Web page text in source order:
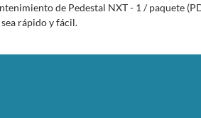
de Pedestal NXT - 1 / paquete
rápido y fácil.